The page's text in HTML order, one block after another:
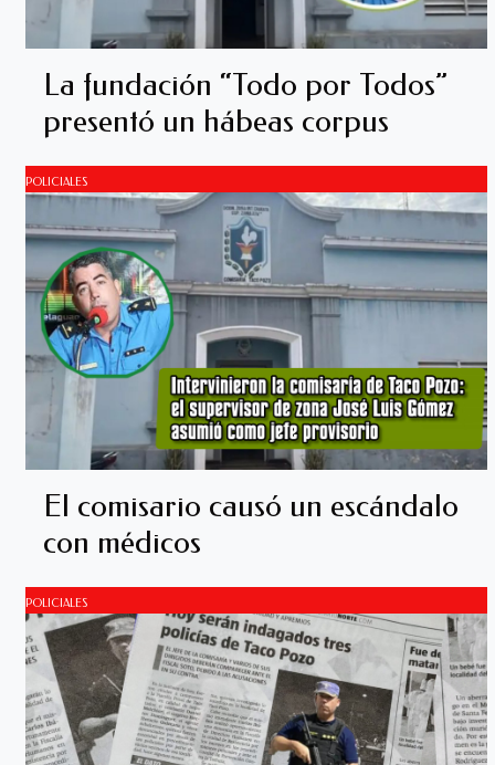
La fundación “Todo por Todos”
presentó un hábeas corpus
POLICIALES
El comisario causó un escándalo
con médicos
POLICIALES